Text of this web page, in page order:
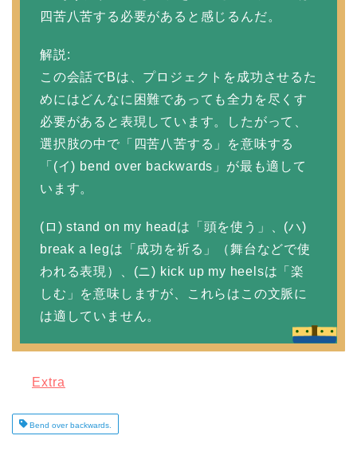
四苦八苦する必要があると感じるんだ。
解説:
この会話でBは、プロジェクトを成功させるた
めにはどんなに困難であっても全力を尽くす
必要があると表現しています。したがって、
選択肢の中で「四苦八苦する」を意味する
「(イ) bend over backwards」が最も適して
います。
(ロ) stand on my headは「頭を使う」、(ハ)
break a legは「成功を祈る」（舞台などで使
われる表現）、(ニ) kick up my heelsは「楽
しむ」を意味しますが、これらはこの文脈に
は適していません。
Extra
Bend over backwards.